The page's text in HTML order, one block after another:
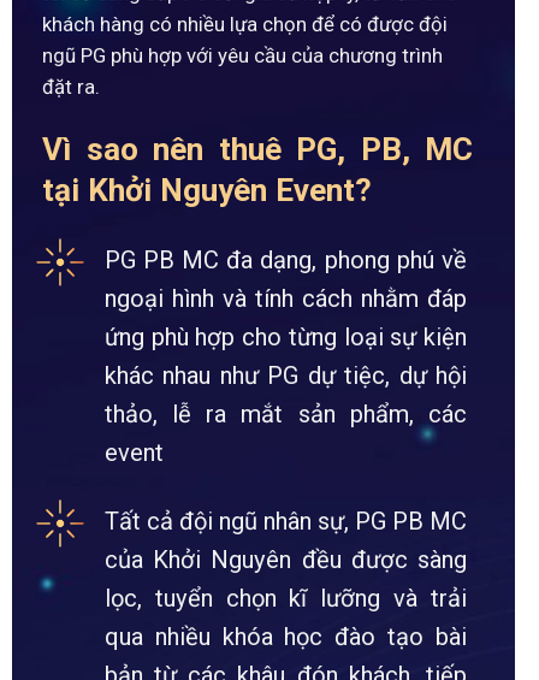
khách hàng có nhiều lựa chọn để có được đội
ngũ PG phù hợp với yêu cầu của chương trình
đặt ra.
Vì sao nên thuê PG, PB, MC
tại Khởi Nguyên Event?
PG PB MC đa dạng, phong phú về
ngoại hình và tính cách nhằm đáp
ứng phù hợp cho từng loại sự kiện
khác nhau như PG dự tiệc, dự hội
thảo, lễ ra mắt sản phẩm, các
event
Tất cả đội ngũ nhân sự, PG PB MC
của Khởi Nguyên đều được sàng
lọc, tuyển chọn kĩ lưỡng và trải
qua nhiều khóa học đào tạo bài